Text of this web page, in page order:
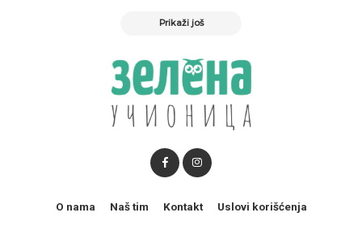
Prikaži još
O nama Naš tim Kontakt Uslovi korišćenja